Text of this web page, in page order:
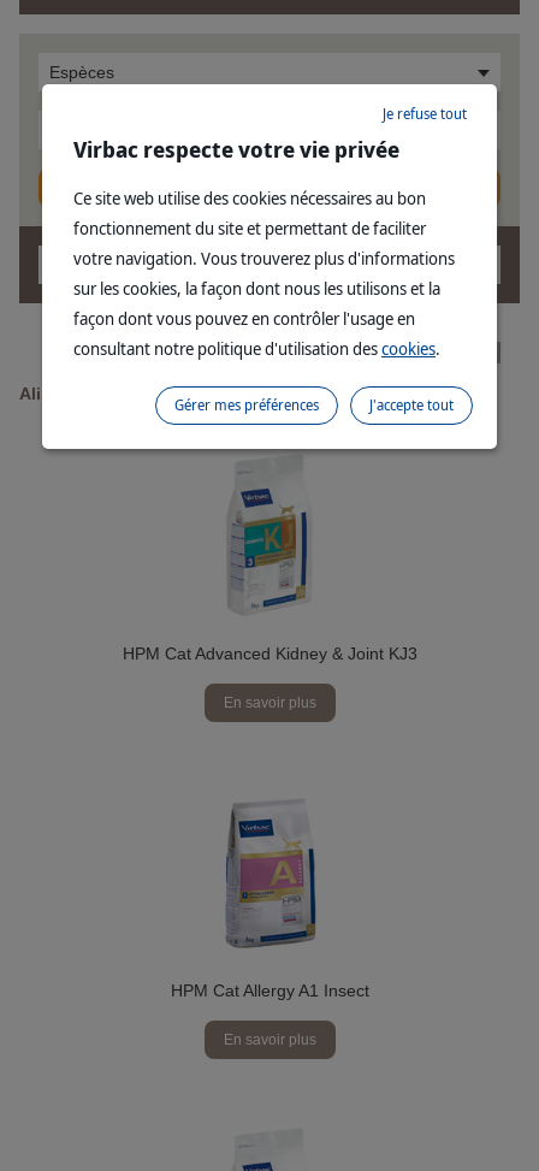
Espèces
Trouver un produit
Alimentation diététique
HPM Cat Advanced Kidney & Joint KJ3
En savoir plus
HPM Cat Allergy A1 Insect
En savoir plus
Virbac respecte votre vie privée
Ce site web utilise des cookies nécessaires au bon
fonctionnement du site et permettant de faciliter
votre navigation. Vous trouverez plus d'informations
sur les cookies, la façon dont nous les utilisons et la
façon dont vous pouvez en contrôler l'usage en
consultant notre politique d'utilisation descookies.
Je refuse tout
J'accepte tout
Gérer mes préférences